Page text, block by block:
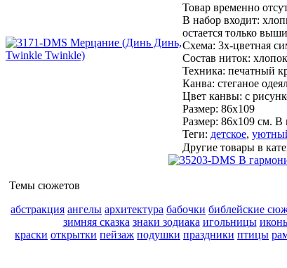
Товар временно
В набор входит:
остается только
Схема: 3х-цветная
Состав ниток: хлопок
Техника: печатный
Канва: стеганое
Цвет канвы: с
Размер: 86х109
Размер: 86х109 см. В
Теги: детское,
Другие товары в
Темы сюжетов
абстракция ангелы архитектура бабочки библейские
зимняя сказка знаки зодиака игольницы
краски открытки пейзаж подушки праздники птицы